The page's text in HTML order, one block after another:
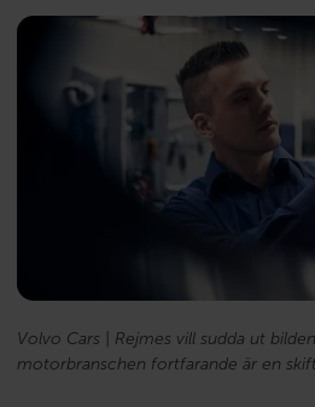
Volvo Cars | Rejmes vill sudda ut
motorbranschen fortfarande är en